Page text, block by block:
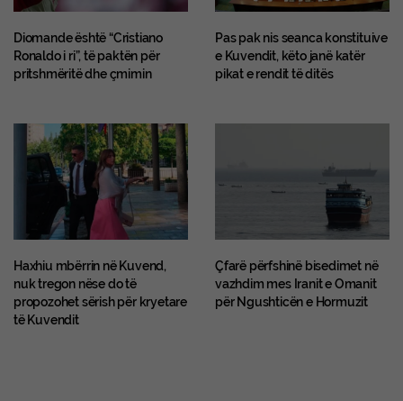
Diomande është “Cristiano
Ronaldo i ri”, të paktën për
pritshmëritë dhe çmimin
Pas pak nis seanca konstituive
e Kuvendit, këto janë katër
pikat e rendit të ditës
Haxhiu mbërrin në Kuvend,
nuk tregon nëse do të
propozohet sërish për kryetare
të Kuvendit
Çfarë përfshinë bisedimet në
vazhdim mes Iranit e Omanit
për Ngushticën e Hormuzit